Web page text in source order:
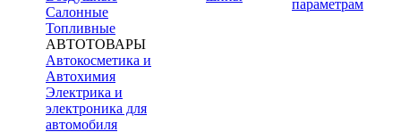
Салонные
Топливные
АВТОТОВАРЫ
Автокосметика и
Автохимия
Электрика и
электроника для
автомобиля
параметрам